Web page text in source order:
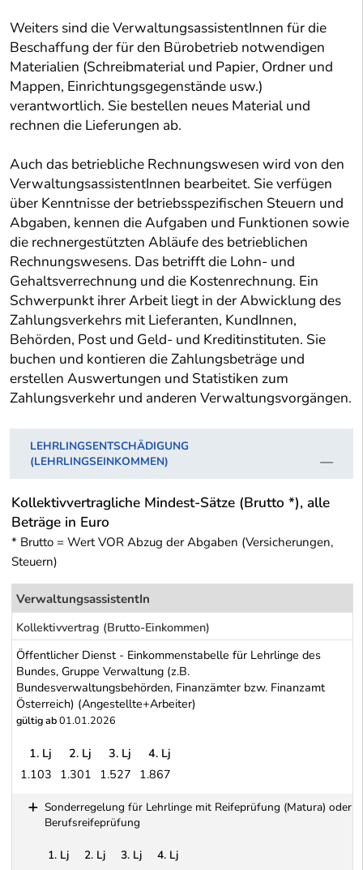
Weiters sind die VerwaltungsassistentInnen für die
Beschaffung der für den Bürobetrieb notwendigen
Materialien (Schreibmaterial und Papier, Ordner und
Mappen, Einrichtungsgegenstände usw.)
verantwortlich. Sie bestellen neues Material und
rechnen die Lieferungen ab.
Auch das betriebliche Rechnungswesen wird von den
VerwaltungsassistentInnen bearbeitet. Sie verfügen
über Kenntnisse der betriebsspezifischen Steuern und
Abgaben, kennen die Aufgaben und Funktionen sowie
die rechnergestützten Abläufe des betrieblichen
Rechnungswesens. Das betrifft die Lohn- und
Gehaltsverrechnung und die Kostenrechnung. Ein
Schwerpunkt ihrer Arbeit liegt in der Abwicklung des
Zahlungsverkehrs mit Lieferanten, KundInnen,
Behörden, Post und Geld- und Kreditinstituten. Sie
buchen und kontieren die Zahlungsbeträge und
erstellen Auswertungen und Statistiken zum
Zahlungsverkehr und anderen Verwaltungsvorgängen.
LEHRLINGSENTSCHÄDIGUNG
(LEHRLINGSEINKOMMEN)
Kollektivvertragliche Mindest-Sätze (Brutto *), alle
Beträge in Euro
* Brutto = Wert VOR Abzug der Abgaben (Versicherungen,
Steuern)
VerwaltungsassistentIn
Kollektivvertrag (Brutto-Einkommen)
Öffentlicher Dienst - Einkommenstabelle für Lehrlinge des
Bundes, Gruppe Verwaltung (z.B.
Bundesverwaltungsbehörden, Finanzämter bzw. Finanzamt
Österreich) (Angestellte+Arbeiter)
gültig ab01.01.2026
1. Lj 2. Lj 3. Lj
4. Lj
1.103 1.301 1.527 1.867
Sonderregelung für Lehrlinge mit Reifeprüfung (Matura) oder
Berufsreifeprüfung
1. Lj 2. Lj 3. Lj
4. Lj